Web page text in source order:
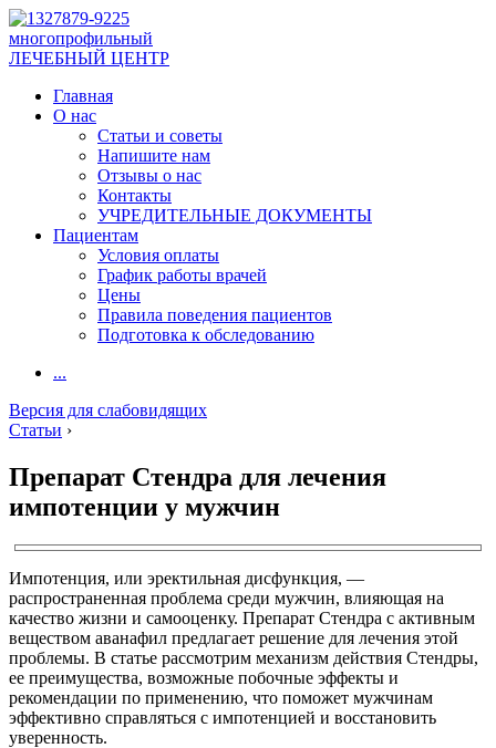
многопрофильный
ЛЕЧЕБНЫЙ ЦЕНТР
Главная
О нас
Статьи и советы
Напишите нам
Отзывы о нас
Контакты
УЧРЕДИТЕЛЬНЫЕ ДОКУМЕНТЫ
Пациентам
Условия оплаты
График работы врачей
Цены
Правила поведения пациентов
Подготовка к обследованию
...
Версия для слабовидящих
Статьи ›
Препарат Стендра для лечения
импотенции у мужчин
Импотенция, или эректильная дисфункция, —
распространенная проблема среди мужчин, влияющая на
качество жизни и самооценку. Препарат Стендра с активным
веществом аванафил предлагает решение для лечения этой
проблемы. В статье рассмотрим механизм действия Стендры,
ее преимущества, возможные побочные эффекты и
рекомендации по применению, что поможет мужчинам
эффективно справляться с импотенцией и восстановить
уверенность.